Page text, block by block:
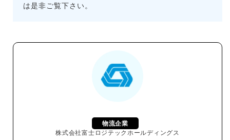
は是非ご覧下さい。
物流企業
株式会社富士ロジテックホールディングス